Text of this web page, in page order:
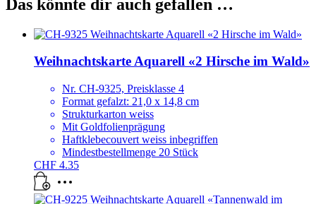
Das könnte dir auch gefallen …
Weihnachtskarte Aquarell «2 Hirsche im Wald»
Nr. CH-9325, Preisklasse 4
Format gefalzt: 21,0 x 14,8 cm
Strukturkarton weiss
Mit Goldfolienprägung
Haftklebecouvert weiss inbegriffen
Mindestbestellmenge 20 Stück
CHF 4.35